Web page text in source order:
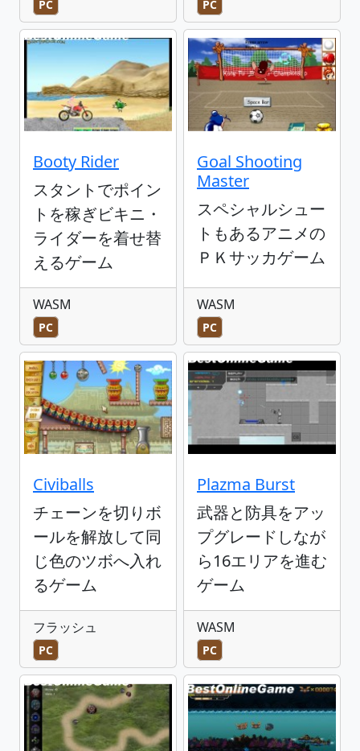
PC PC
Booty Rider
スタントでポイン
トを稼ぎビキニ・
ライダーを着せ替
えるゲーム
WASM
PC
Goal Shooting
Master
スペシャルシュー
トもあるアニメの
ＰＫサッカゲーム
WASM
PC
Civiballs
チェーンを切りボ
ールを解放して同
じ色のツボへ入れ
るゲーム
フラッシュ
PC
Plazma Burst
武器と防具をアッ
プグレードしなが
ら16エリアを進む
ゲーム
WASM
PC